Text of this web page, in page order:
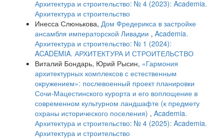
Архитектура и строительство: № 4 (2023): Academia.
Архитектура и строительство
Инесса Слюнькова, Дом Фредерикса в застройке
ансамбля императорской Ливадии , Academia.
Архитектура и строительство: № 1 (2024):
ACADEMIA. АРХИТЕКТУРА И СТРОИТЕЛЬСТВО
Виталий Бондарь, Юрий Рысин, «Гармония
архитектурных комплексов с естественным
окружением»: послевоенный проект планировки
Сочи-Мацестинского курорта и его воплощение в
современном культурном ландшафте (к предмету
охраны исторического поселения) , Academia.
Архитектура и строительство: № 4 (2025): Academia.
Архитектура и строительство